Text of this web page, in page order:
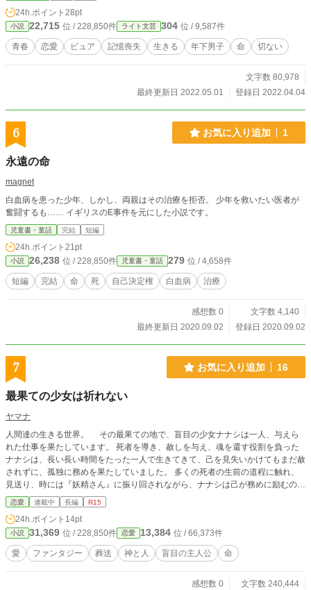
24h.ポイント 28pt
小説 22,715 位 / 228,850件 ライト文芸 304 位 / 9,587件
青春 恋愛 ピュア 記憶喪失 生きる 年下男子 命 切ない
文字数 80,978
最終更新日 2022.05.01
登録日 2022.04.04
6 お気に入り追加 1
永遠の命
magnet
白血病を患った少年、しかし、両親はその治療を拒否。 少年を救いたい医者が
奮闘するも…… イギリスのE事件を元にした小説です。
児童書・童話 完結 短編
24h.ポイント 21pt
小説 26,238 位 / 228,850件 児童書・童話 279 位 / 4,658件
短編 完結 命 死 自己決定権 白血病 治療
感想数 0
文字数 4,140
最終更新日 2020.09.02
登録日 2020.09.02
7 お気に入り追加 16
最果ての少女は祈れない
ヤマナ
人間達の生きる世界。 その最果ての地で、盲目の少女ナナシは一人、与えら
れた仕事を果たしています。 死者を導き、赦しを与え、魂を還す役割を負った
ナナシは、長い長い時間をたった一人で生きてきて、己を見失いかけてもまだ赦
されずに、孤独に務めを果たしていました。 多くの死者の生前の道程に触れ、
見送り、時には『妖精さん』に振り回されながら、ナナシは己が務めに励むので
す。 ……それが、彼女の贖罪なのだから。 これは、贖い、けれど永遠に赦され
る事はない少女の、終わりの物語。 ※出来る限り毎週一話投稿を心掛けて書い
ていきたいと考えていますが、体調不良や個人的社会的に忙しい場合などは書き
上げられずに投稿出来ない場合もあります。 また、趣味の範疇で書いている作
品ですので、出来や更新頻度などについての評価は優しく見ていただけますと幸
いです。
恋愛 連載中 長編 R15
24h.ポイント 14pt
小説 31,369 位 / 228,850件 恋愛 13,384 位 / 66,373件
愛 ファンタジー 葬送 神と人 盲目の主人公 命
感想数 0 文字数 240,444